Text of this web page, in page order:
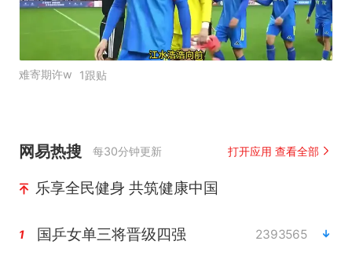
难寄期许w 1跟贴
网易热搜 每30分钟更新 打开应用 查看全部
乐享全民健身 共筑健康中国
1 国乒女单三将晋级四强 2393565